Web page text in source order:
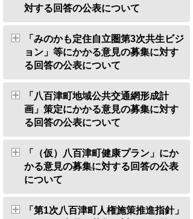
対する回答の公表について
「みのかも定住自立圏第3次共生ビジ
ョン」等にかかる意見の募集に対す
る回答の公表について
「八百津町地域公共交通網形成計
画」策定にかかる意見の募集に対す
る回答の公表について
「（仮）八百津町健康プラン」にか
かる意見の募集に対する回答の公表
について
「第1次八百津町人権施策推進指針」